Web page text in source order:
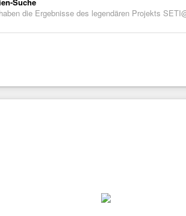
die Ergebnisse des legendären Projekts